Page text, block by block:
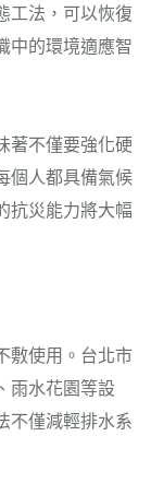
工法，可以恢復
中的環境適應智
著不僅要強化硬
個人都具備氣候
抗災能力將大幅
敷使用。台北市
雨水花園等設
不僅減輕排水系